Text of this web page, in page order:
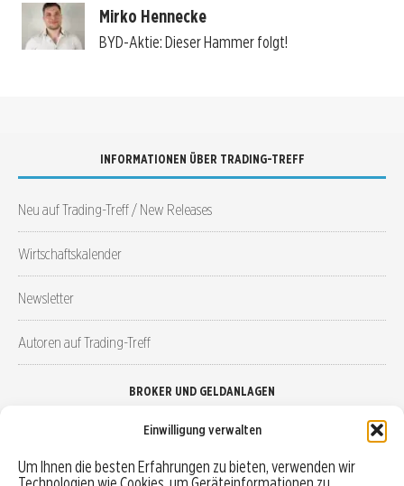
Einwilligung verwalten
Um Ihnen die besten Erfahrungen zu bieten, verwenden wir
Mirko Hennecke
BYD-Aktie: Dieser Hammer folgt!
INFORMATIONEN ÜBER TRADING-TREFF
Neu auf Trading-Treff / New Releases
Wirtschaftskalender
Newsletter
Autoren auf Trading-Treff
BROKER UND GELDANLAGEN